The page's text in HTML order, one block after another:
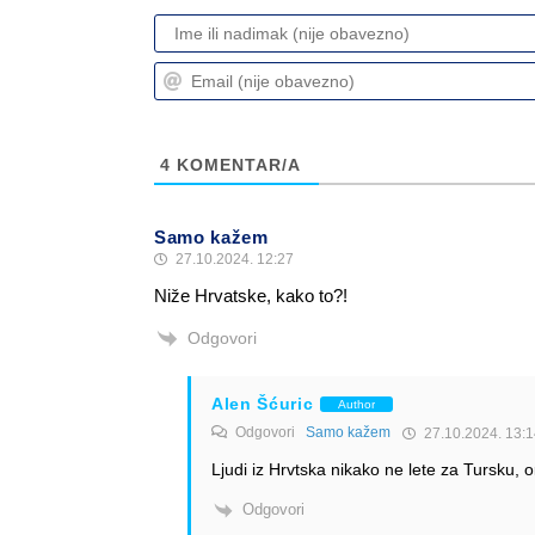
4 KOMENTAR/A
Samo kažem
27.10.2024. 12:27
Niže Hrvatske, kako to?!
Odgovori
Alen Šćuric Author
Odgovori Samo kažem 27.10.2024.
Ljudi iz Hrvtska nikako ne lete za Tursku,
Odgovori